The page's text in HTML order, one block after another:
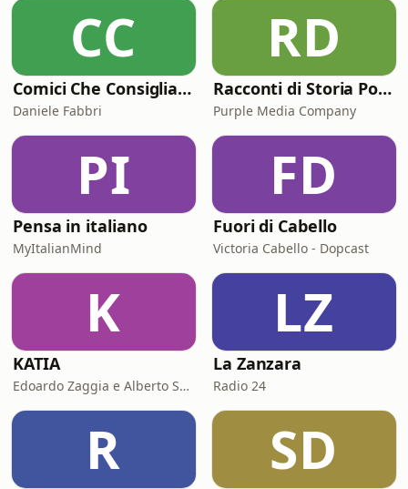
CC
Comici Che Consigliano Cose
Daniele Fabbri
RD
Racconti di Storia Podcast
Purple Media Company
PI
Pensa in italiano
MyItalianMind
FD
Fuori di Cabello
Victoria Cabello - Dopcast
K
KATIA
Edoardo Zaggia e Alberto Sacco
LZ
La Zanzara
Radio 24
R SD